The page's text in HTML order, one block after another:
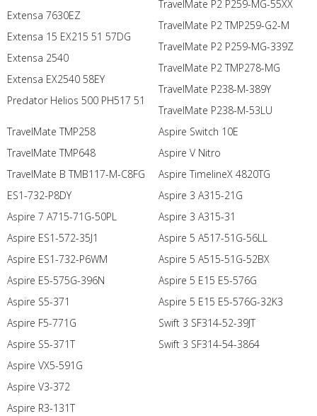
Extensa 7630EZ
Extensa 15 EX215 51 57DG
Extensa 2540
Extensa EX2540 58EY
Predator Helios 500 PH517 51
TravelMate P2 P259-MG-55XX
TravelMate P2 TMP259-G2-M
TravelMate P2 P259-MG-339Z
TravelMate P2 TMP278-MG
TravelMate P238-M-389Y
TravelMate P238-M-53LU
TravelMate TMP258
TravelMate TMP648
TravelMate B TMB117-M-C8FG
ES1-732-P8DY
Aspire 7 A715-71G-50PL
Aspire ES1-572-35J1
Aspire ES1-732-P6WM
Aspire E5-575G-396N
Aspire S5-371
Aspire F5-771G
Aspire S5-371T
Aspire VX5-591G
Aspire V3-372
Aspire R3-131T
Aspire Switch 10E
Aspire V Nitro
Aspire TimelineX 4820TG
Aspire 3 A315-21G
Aspire 3 A315-31
Aspire 5 A517-51G-56LL
Aspire 5 A515-51G-52BX
Aspire 5 E15 E5-576G
Aspire 5 E15 E5-576G-32K3
Swift 3 SF314-52-39JT
Swift 3 SF314-54-3864